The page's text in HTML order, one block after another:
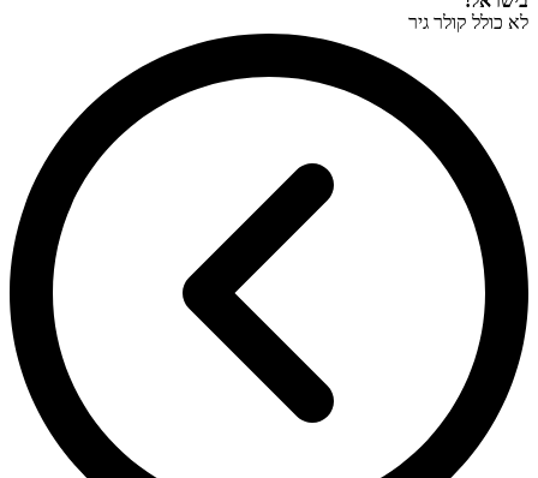
לא כולל קולר גיר